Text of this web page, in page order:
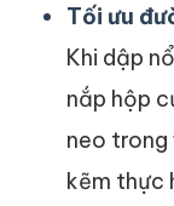
Tối ưu
Khi dập
nắp hộp
neo trong
kẽm thực